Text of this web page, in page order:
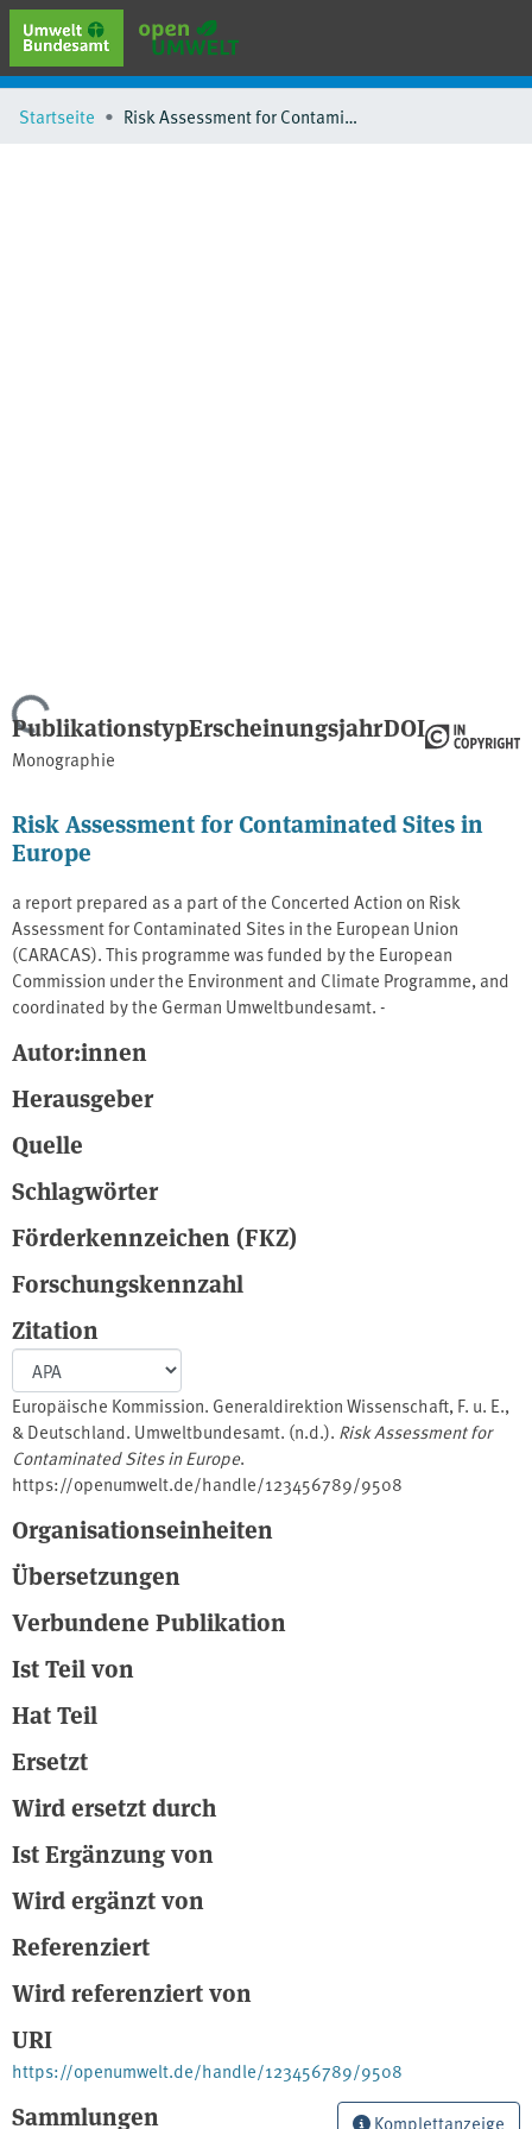
erweiterte Suche
Browse
Startseite Risk Assessment for Contaminated Sites in Europe
Lade...
Publikationstyp
Monographie
ErscheinungsjahrDOI
Risk Assessment for Contaminated Sites in
Europe
a report prepared as a part of the Concerted Action on Risk
Assessment for Contaminated Sites in the European Union
(CARACAS). This programme was funded by the European
Commission under the Environment and Climate Programme, and
coordinated by the German Umweltbundesamt. -
Autor:innen
Herausgeber
Quelle
Schlagwörter
Förderkennzeichen (FKZ)
Forschungskennzahl
Zitation
Europäische Kommission. Generaldirektion Wissenschaft, F. u. E.,
& Deutschland. Umweltbundesamt. (n.d.). Risk Assessment for
Contaminated Sites in Europe.
https://openumwelt.de/handle/123456789/9508
Organisationseinheiten
Übersetzungen
Verbundene Publikation
Ist Teil von
Hat Teil
Ersetzt
Wird ersetzt durch
Ist Ergänzung von
Wird ergänzt von
Referenziert
Wird referenziert von
URI
https://openumwelt.de/handle/123456789/9508
Sammlungen Komplettanzeige